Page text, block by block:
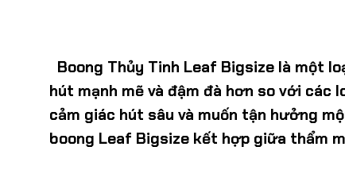
Boong Thủy Tinh Leaf Bigsize là một
hút mạnh mẽ và đậm đà hơn so với các
cảm giác hút sâu và muốn tận hưởng
boong Leaf Bigsize kết hợp giữa thẩm